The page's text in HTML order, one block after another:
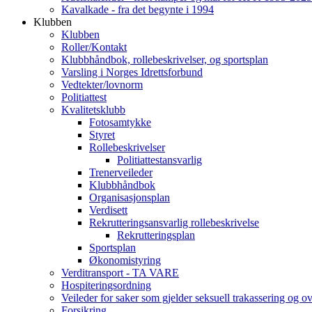
Kavalkade - fra det begynte i 1994
Klubben
Klubben
Roller/Kontakt
Klubbhåndbok, rollebeskrivelser, og sportsplan
Varsling i Norges Idrettsforbund
Vedtekter/lovnorm
Politiattest
Kvalitetsklubb
Fotosamtykke
Styret
Rollebeskrivelser
Politiattestansvarlig
Trenerveileder
Klubbhåndbok
Organisasjonsplan
Verdisett
Rekrutteringsansvarlig rollebeskrivelse
Rekrutteringsplan
Sportsplan
Økonomistyring
Verditransport - TA VARE
Hospiteringsordning
Veileder for saker som gjelder seksuell trakassering og